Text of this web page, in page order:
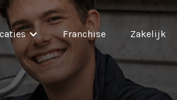
Franchise Zakelijk